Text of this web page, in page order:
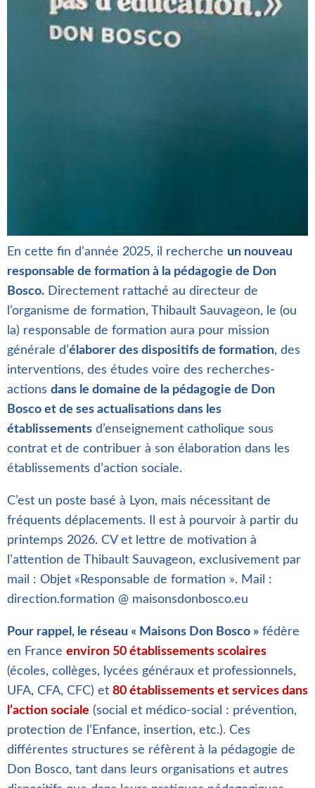
En cette fin d’année 2025, il recherche un nouveau
responsable de formation à la pédagogie de Don
Bosco. Directement rattaché au directeur de
l’organisme de formation, Thibault Sauvageon, le (ou
la) responsable de formation aura pour mission
générale d’élaborer des dispositifs de formation, des
interventions, des études voire des recherches-
actions dans le domaine de la pédagogie de Don
Bosco et de ses actualisations dans les
établissements d’enseignement catholique sous
contrat et de contribuer à son élaboration dans les
établissements d’action sociale.
C’est un poste basé à Lyon, mais nécessitant de
fréquents déplacements. Il est à pourvoir à partir du
printemps 2026. CV et lettre de motivation à
l’attention de Thibault Sauvageon, exclusivement par
mail : Objet «Responsable de formation ». Mail :
direction.formation @ maisonsdonbosco.eu
Pour rappel, le réseau « Maisons Don Bosco » fédère
en France environ 50 établissements scolaires
(écoles, collèges, lycées généraux et professionnels,
UFA, CFA, CFC) et 80 établissements et services dans
l’action sociale (social et médico-social : prévention,
protection de l’Enfance, insertion, etc.). Ces
différentes structures se réfèrent à la pédagogie de
Don Bosco, tant dans leurs organisations et autres